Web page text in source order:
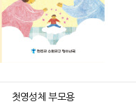
첫영성체 부모용